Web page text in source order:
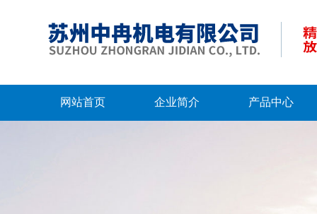
网站首页 企业简介 产品中心